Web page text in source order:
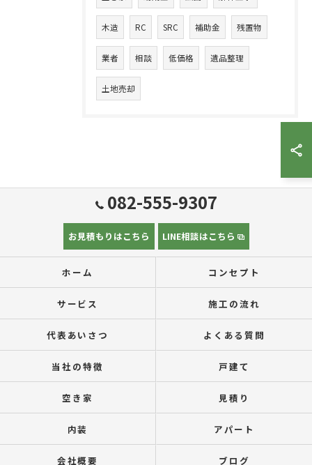
木造 RC SRC 補助金 残置物
業者 相談 低価格 遺品整理
土地売却
082-555-9307
お見積もりはこちら LINE相談はこちら
ホーム コンセプト
サービス 施工の流れ
代表あいさつ よくある質問
当社の特徴 戸建て
空き家 見積り
内装 アパート
会社概要 ブログ